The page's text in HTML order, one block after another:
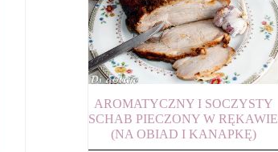
AROMATYCZNY I SOCZYSTY
SCHAB PIECZONY W RĘKAWIE
(NA OBIAD I KANAPKĘ)